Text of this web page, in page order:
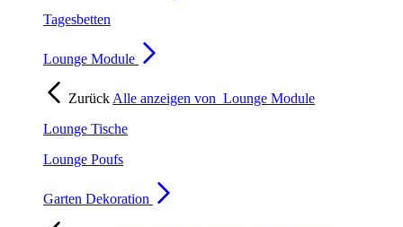
Tagesbetten
Lounge Module
Zurück Alle anzeigen von Lounge Module
Lounge Tische
Lounge Poufs
Garten Dekoration